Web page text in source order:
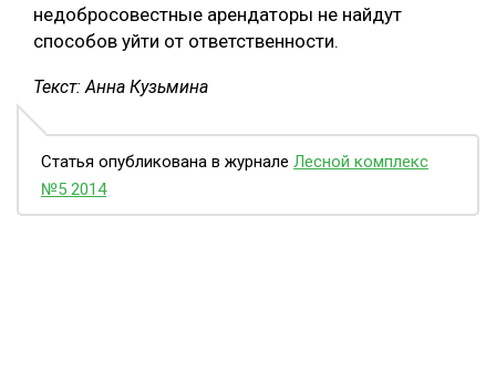
недобросовестные арендаторы не найдут
способов уйти от ответственности.
Текст: Анна Кузьмина
Статья опубликована в журнале Лесной комплекс
№5 2014